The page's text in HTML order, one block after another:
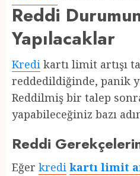
Reddi
Yapılacaklar
Kredi kartı limit artışı
reddedildiğinde, panik
Reddilmiş bir talep
yapabileceğiniz bazı
Reddi
Eğer kredi kartı limit